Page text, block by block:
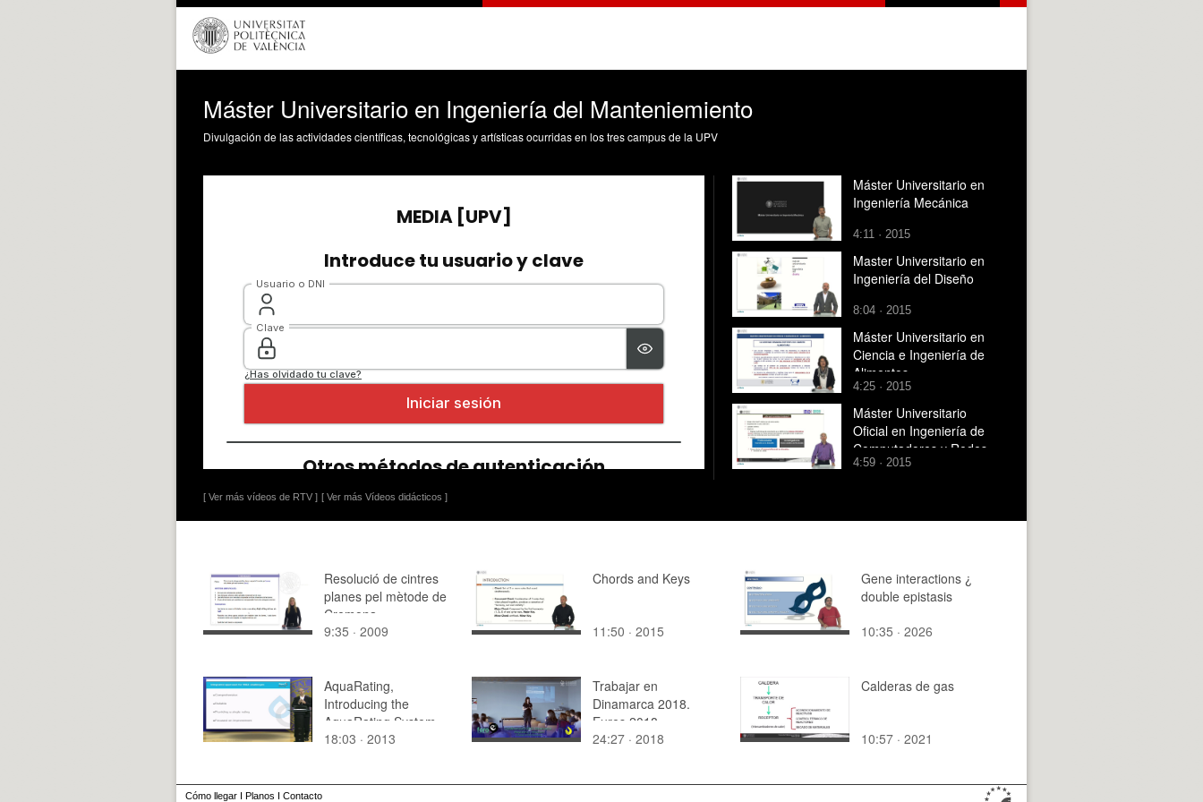
Máster Universitario en Ingeniería del Manteniemiento
Divulgación de las actividades científicas, tecnológicas y artísticas ocurridas en los tres campus de la UPV
[ Ver más vídeos de RTV ] [ Ver más Vídeos didácticos ]
Máster Universitario en
Ingeniería Mecánica
4:11 · 2015
Master Universitario en
Ingeniería del Diseño
8:04 · 2015
Máster Universitario en
Ciencia e Ingeniería de
Alimentos
4:25 · 2015
Máster Universitario
Oficial en Ingeniería de
Computadores y Redes
4:59 · 2015
Resolució de cintres
planes pel mètode de
Cremona
9:35 · 2009
Chords and Keys
11:50 · 2015
Gene interactions ¿
double epistasis
10:35 · 2026
AquaRating,
Introducing the
AquaRating System
18:03 · 2013
Trabajar en
Dinamarca 2018.
Eures 2018.
24:27 · 2018
Calderas de gas
10:57 · 2021
Cómo llegar I Planos I Contacto